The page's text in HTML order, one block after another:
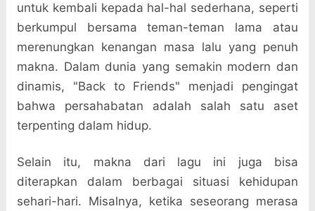
untuk kembali kepada hal-hal sederhana, seperti
berkumpul bersama teman-teman lama atau
merenungkan kenangan masa lalu yang penuh
makna. Dalam dunia yang semakin modern dan
dinamis, "Back to Friends" menjadi pengingat
bahwa persahabatan adalah salah satu aset
terpenting dalam hidup.
Selain itu, makna dari lagu ini juga bisa
diterapkan dalam berbagai situasi kehidupan
sehari-hari. Misalnya, ketika seseorang merasa